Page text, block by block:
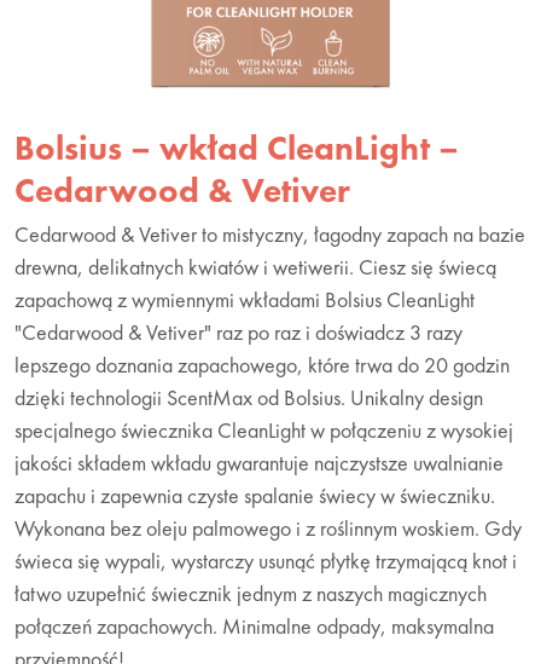
Bolsius – wkład CleanLight –
Cedarwood & Vetiver
Cedarwood & Vetiver to mistyczny, łagodny zapach na bazie
drewna, delikatnych kwiatów i wetiwerii. Ciesz się świecą
zapachową z wymiennymi wkładami Bolsius CleanLight
"Cedarwood & Vetiver" raz po raz i doświadcz 3 razy
lepszego doznania zapachowego, które trwa do 20 godzin
dzięki technologii ScentMax od Bolsius. Unikalny design
specjalnego świecznika CleanLight w połączeniu z wysokiej
jakości składem wkładu gwarantuje najczystsze uwalnianie
zapachu i zapewnia czyste spalanie świecy w świeczniku.
Wykonana bez oleju palmowego i z roślinnym woskiem. Gdy
świeca się wypali, wystarczy usunąć płytkę trzymającą knot i
łatwo uzupełnić świecznik jednym z naszych magicznych
połączeń zapachowych. Minimalne odpady, maksymalna
przyjemność!